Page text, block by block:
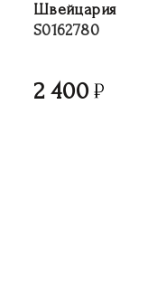
Швейцария
S0162780
2 400